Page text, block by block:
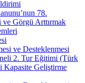
78.
Görgü Arttırmak
ve Desteklenmesi
2. Tur Eğitimi (Türk
Kapasite Geliştirme